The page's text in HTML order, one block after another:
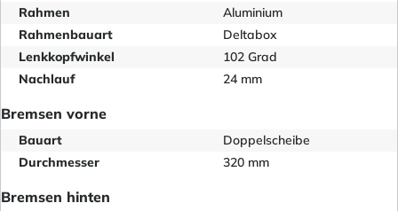
Rahmen
Aluminium
Rahmenbauart
Deltabox
Lenkkopfwinkel
102 Grad
Nachlauf
24 mm
Bremsen vorne
Bauart
Doppelscheibe
Durchmesser
320 mm
Bremsen hinten